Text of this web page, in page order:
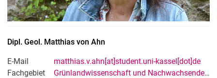
Dipl. Geol. Matthias von Ahn
E-Mail
matthias.v.ahn[at]student.uni-kassel[dot]de
Fachgebiet
Grünlandwissenschaft und Nachwachsende Rohstoffe